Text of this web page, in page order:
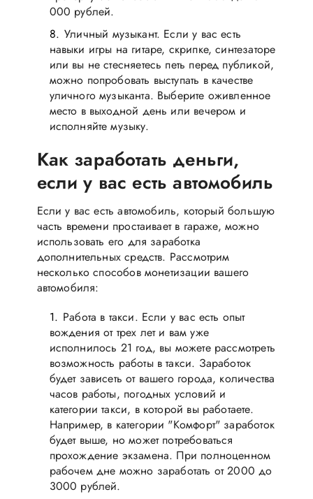
000 рублей.
Уличный музыкант. Если у вас есть
навыки игры на гитаре, скрипке, синтезаторе
или вы не стесняетесь петь перед публикой,
можно попробовать выступать в качестве
уличного музыканта. Выберите оживленное
место в выходной день или вечером и
исполняйте музыку.
Как заработать деньги,
если у вас есть автомобиль
Если у вас есть автомобиль, который большую
часть времени простаивает в гараже, можно
использовать его для заработка
дополнительных средств. Рассмотрим
несколько способов монетизации вашего
автомобиля:
Работа в такси. Если у вас есть опыт
вождения от трех лет и вам уже
исполнилось 21 год, вы можете рассмотреть
возможность работы в такси. Заработок
будет зависеть от вашего города, количества
часов работы, погодных условий и
категории такси, в которой вы работаете.
Например, в категории "Комфорт" заработок
будет выше, но может потребоваться
прохождение экзамена. При полноценном
рабочем дне можно заработать от 2000 до
3000 рублей.